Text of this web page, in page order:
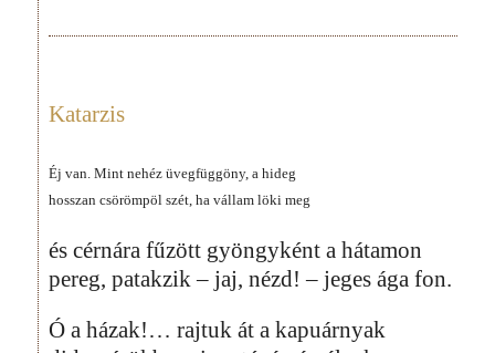
Katarzis
Éj van. Mint nehéz üvegfüggöny, a hideg
hosszan csörömpöl szét, ha vállam löki meg
és cérnára fűzött gyöngyként a hátamon
pereg, patakzik – jaj, nézd! – jeges ága fon.
Ó a házak!… rajtuk át a kapuárnyak